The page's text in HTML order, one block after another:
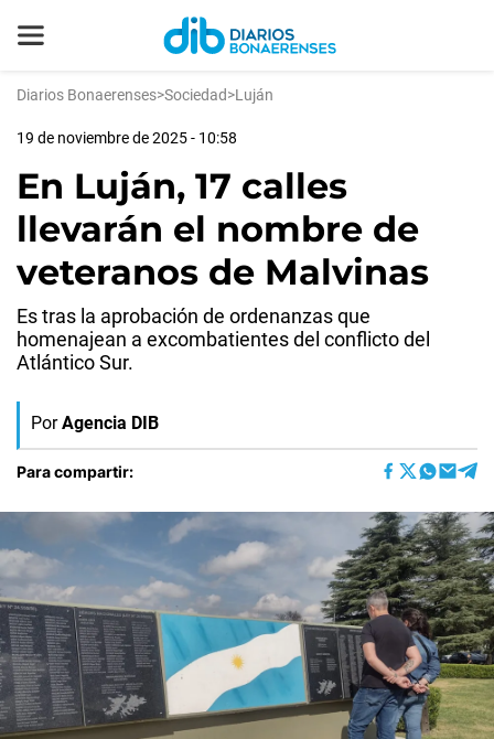
Diarios Bonaerenses>Sociedad>Luján
19 de noviembre de 2025 - 10:58
En Luján, 17 calles
llevarán el nombre de
veteranos de Malvinas
Es tras la aprobación de ordenanzas que
homenajean a excombatientes del conflicto del
Atlántico Sur.
Por Agencia DIB
Para compartir: